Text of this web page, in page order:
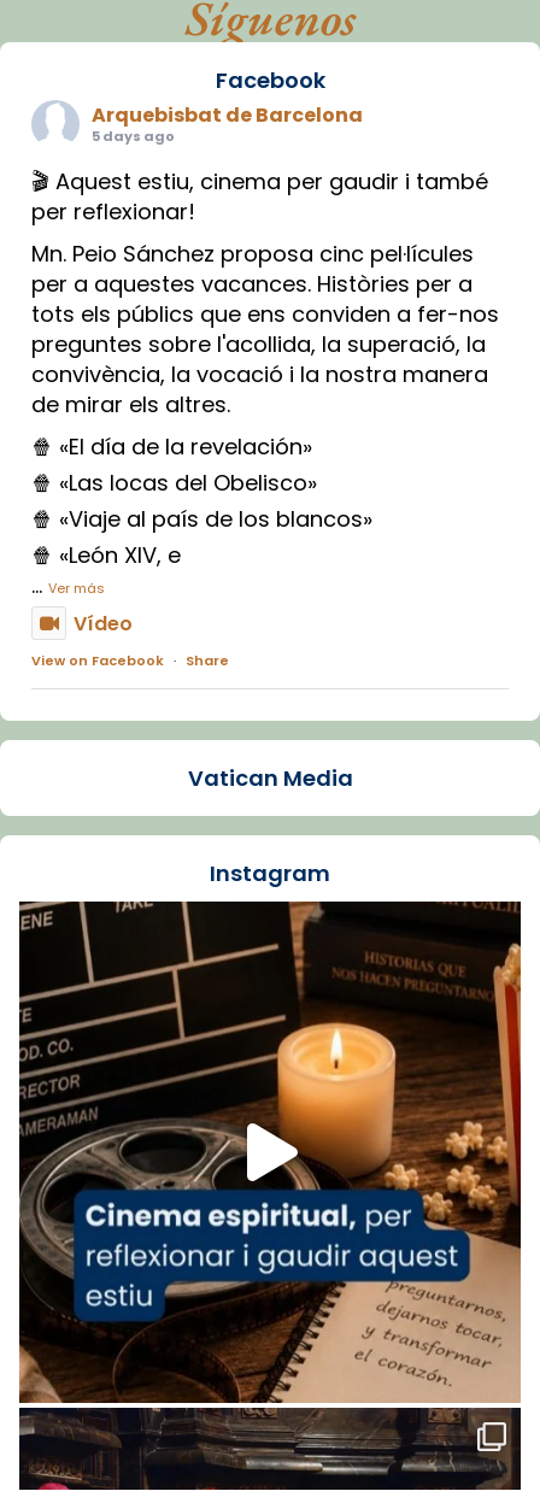
Síguenos
Facebook
Arquebisbat de Barcelona
5 days ago
🎬 Aquest estiu, cinema per gaudir i també
per reflexionar!
Mn. Peio Sánchez proposa cinc pel·lícules
per a aquestes vacances. Històries per a
tots els públics que ens conviden a fer-nos
preguntes sobre l'acollida, la superació, la
convivència, la vocació i la nostra manera
de mirar els altres.
🍿 «El día de la revelación»
🍿 «Las locas del Obelisco»
🍿 «Viaje al país de los blancos»
🍿 «León XIV, e
... Ver más
Vídeo
View on Facebook · Share
Arquebisbat de Barcelona
La Carmina va patir depressió. Fa gairebé
dos mesos, a l'Estadi Lluís Companys, la
Recupera l'entrevista comp
Vatican
tican News 👇
www.vaticannews.va/es/iglesia/news/2026-
07/carmina-historia-depresion-papa-viaje-
espana-testimoni...
Foto
View on Facebook · Share
Arquebisbat de Barcelona
2 weeks ago
«Avui les santes Juliana i Semproniana ens
ajuden a alçar la mirada»
Mons. Sergi Gordo, bisbe de Tortosa, ha
presidit aquest 27 de juliol la missa de Les
Santes de Mataró.
🔗tinyurl.com/cvu5jmbk
📸 J. Merino
Vatican Media
Instagram